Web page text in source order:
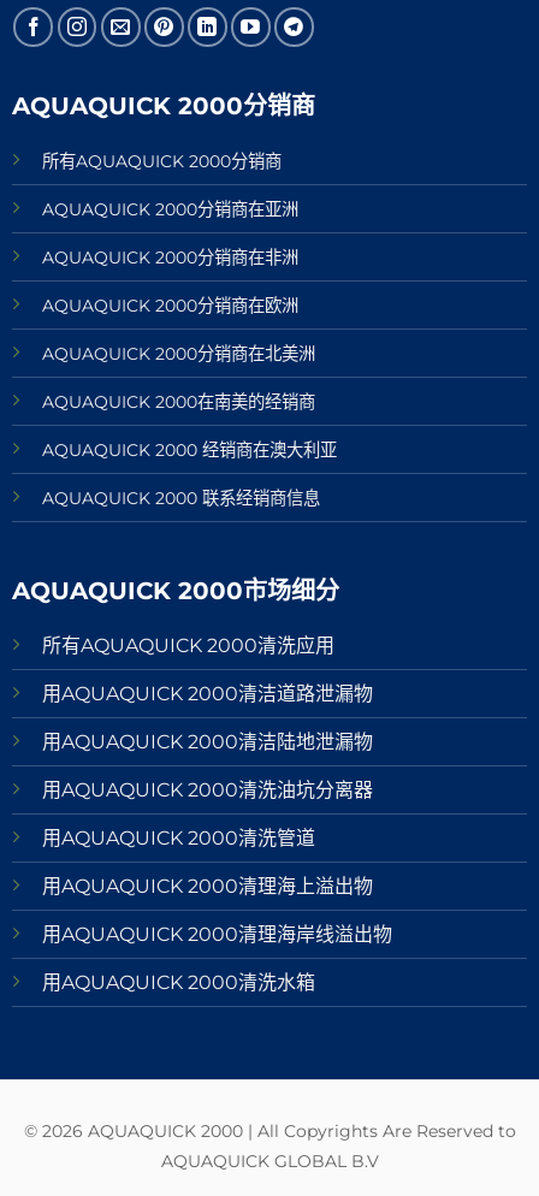
AQUAQUICK 2000分销商
所有AQUAQUICK 2000分销商
AQUAQUICK 2000分销商在亚洲
AQUAQUICK 2000分销商在非洲
AQUAQUICK 2000分销商在欧洲
AQUAQUICK 2000分销商在北美洲
AQUAQUICK 2000在南美的经销商
AQUAQUICK 2000 经销商在澳大利亚
AQUAQUICK 2000 联系经销商信息
AQUAQUICK 2000市场细分
所有AQUAQUICK 2000清洗应用
用AQUAQUICK 2000清洁道路泄漏物
用AQUAQUICK 2000清洁陆地泄漏物
用AQUAQUICK 2000清洗油坑分离器
用AQUAQUICK 2000清洗管道
用AQUAQUICK 2000清理海上溢出物
用AQUAQUICK 2000清理海岸线溢出物
用AQUAQUICK 2000清洗水箱
© 2026 AQUAQUICK 2000 | All Copyrights Are Reserved to
AQUAQUICK GLOBAL B.V